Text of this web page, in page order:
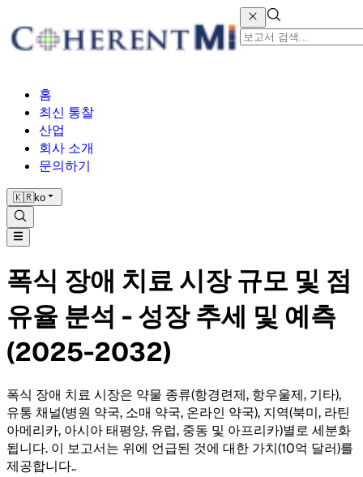
홈
최신 통찰
산업
회사 소개
문의하기
🇰🇷ko
폭식 장애 치료 시장 규모 및 점
유율 분석 - 성장 추세 및 예측
(2025-2032)
폭식 장애 치료 시장은 약물 종류(항경련제, 항우울제, 기타),
유통 채널(병원 약국, 소매 약국, 온라인 약국), 지역(북미, 라틴
아메리카, 아시아 태평양, 유럽, 중동 및 아프리카)별로 세분화
됩니다. 이 보고서는 위에 언급된 것에 대한 가치(10억 달러)를
제공합니다..